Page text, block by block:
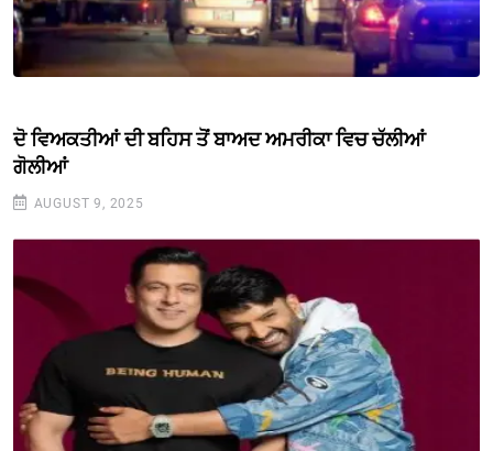
ਦੋ ਵਿਅਕਤੀਆਂ ਦੀ ਬਹਿਸ ਤੋਂ ਬਾਅਦ ਅਮਰੀਕਾ ਵਿਚ ਚੱਲੀਆਂ
ਗੋਲੀਆਂ
AUGUST 9, 2025